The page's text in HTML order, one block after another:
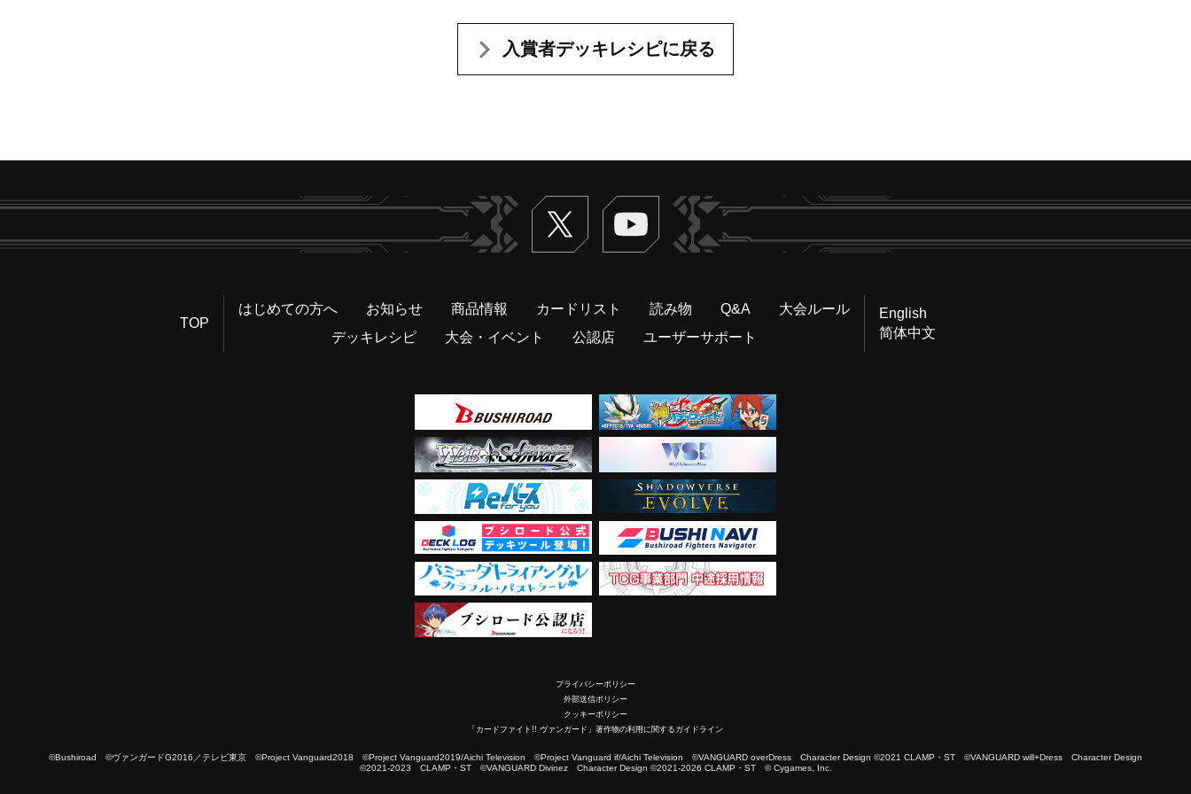
入賞者デッキレシピに戻る
Twitter ヴァンガードch
TOP
はじめての方へ お知らせ 商品情報 カードリスト 読み物 Q&A
大会ルール
デッキレシピ
大会・イベント 公認店 ユーザーサポート
English
简体中文
プライバシーポリシー
外部送信ポリシー
クッキーポリシー
「カードファイト!! ヴァンガード」著作物の利用に関するガイドライン
©Bushiroad ©ヴァンガードG2016／テレビ東京 ©Project Vanguard2018 ©Project Vanguard2019/Aichi Television ©Project Vanguard if/Aichi Television ©VANGUARD overDress Character Design ©2021 CLAMP・ST ©VANGUARD will+Dress Character Design
©2021-2023 CLAMP・ST ©VANGUARD Divinez Character Design ©2021-2026 CLAMP・ST © Cygames, Inc.